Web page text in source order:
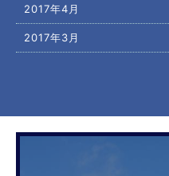
2017年4月
2017年3月